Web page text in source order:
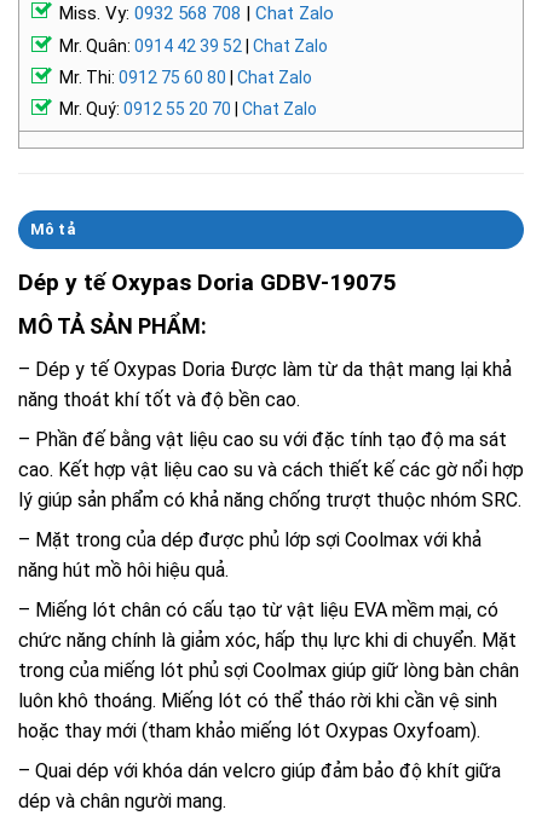
Miss. Vy: 0932 568 708 | Chat Zalo
Mr. Quân: 0914 42 39 52
Chat Zalo
Mr. Thi: 0912 75 60 80
Chat Zalo
Mr. Quý: 0912 55 20 70 Chat Zalo
Mô tả
Dép y tế Oxypas Doria GDBV-19075
MÔ TẢ SẢN PHẨM:
– Dép y tế Oxypas Doria Được làm từ da thật mang lại khả
năng thoát khí tốt và độ bền cao.
– Phần đế bằng vật liệu cao su với đặc tính tạo độ ma sát
cao. Kết hợp vật liệu cao su và cách thiết kế các gờ nổi hợp
lý giúp sản phẩm có khả năng chống trượt thuộc nhóm SRC.
– Mặt trong của dép được phủ lớp sợi Coolmax với khả
năng hút mồ hôi hiệu quả.
– Miếng lót chân có cấu tạo từ vật liệu EVA mềm mại, có
chức năng chính là giảm xóc, hấp thụ lực khi di chuyển. Mặt
trong của miếng lót phủ sợi Coolmax giúp giữ lòng bàn chân
luôn khô thoáng. Miếng lót có thể tháo rời khi cần vệ sinh
hoặc thay mới (tham khảo miếng lót Oxypas Oxyfoam).
– Quai dép với khóa dán velcro giúp đảm bảo độ khít giữa
dép và chân người mang.